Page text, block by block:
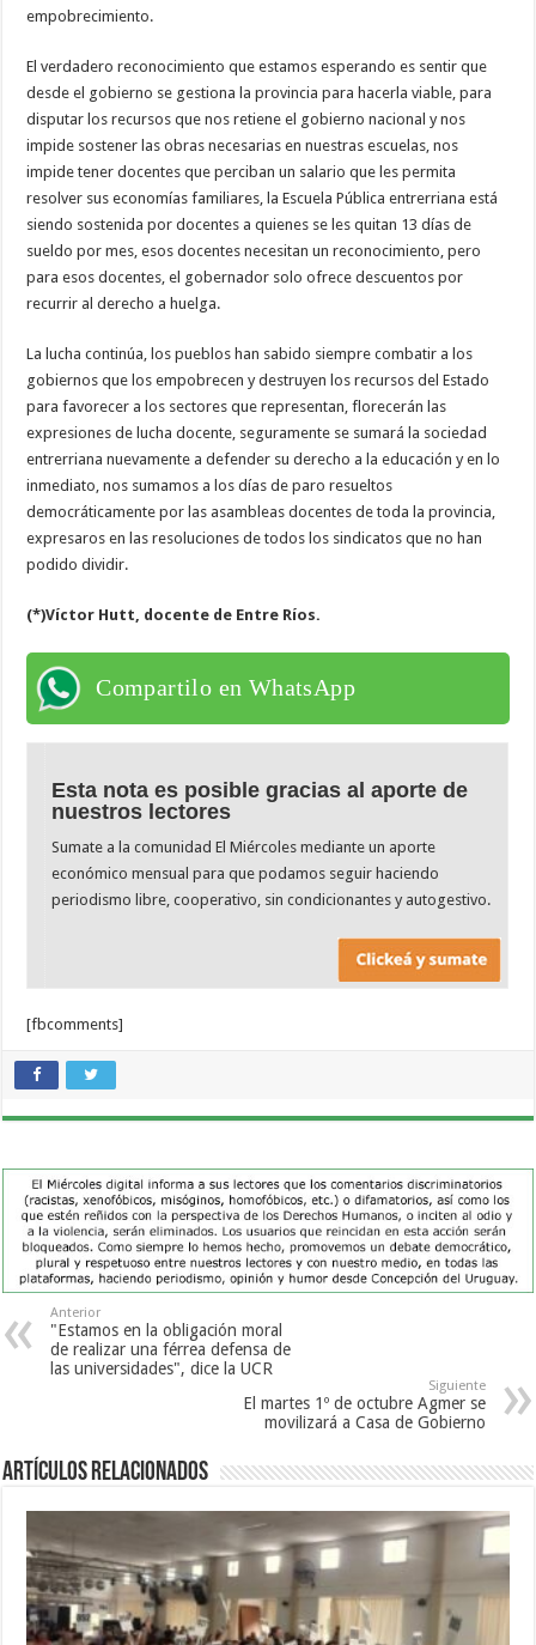
empobrecimiento.
El verdadero reconocimiento que estamos esperando es sentir que
desde el gobierno se gestiona la provincia para hacerla viable, para
disputar los recursos que nos retiene el gobierno nacional y nos
impide sostener las obras necesarias en nuestras escuelas, nos
impide tener docentes que perciban un salario que les permita
resolver sus economías familiares, la Escuela Pública entrerriana está
siendo sostenida por docentes a quienes se les quitan 13 días de
sueldo por mes, esos docentes necesitan un reconocimiento, pero
para esos docentes, el gobernador solo ofrece descuentos por
recurrir al derecho a huelga.
La lucha continúa, los pueblos han sabido siempre combatir a los
gobiernos que los empobrecen y destruyen los recursos del Estado
para favorecer a los sectores que representan, florecerán las
expresiones de lucha docente, seguramente se sumará la sociedad
entrerriana nuevamente a defender su derecho a la educación y en lo
inmediato, nos sumamos a los días de paro resueltos
democráticamente por las asambleas docentes de toda la provincia,
expresaros en las resoluciones de todos los sindicatos que no han
podido dividir.
(*)Víctor Hutt, docente de Entre Ríos.
Compartilo en WhatsApp
Esta nota es posible gracias al aporte de
nuestros lectores
Sumate a la comunidad El Miércoles mediante un aporte
económico mensual para que podamos seguir haciendo
periodismo libre, cooperativo, sin condicionantes y autogestivo.
[fbcomments]
Anterior
"Estamos en la obligación moral
de realizar una férrea defensa de
las universidades", dice la UCR
Siguiente
El martes 1º de octubre Agmer se
movilizará a Casa de Gobierno
Artículos Relacionados